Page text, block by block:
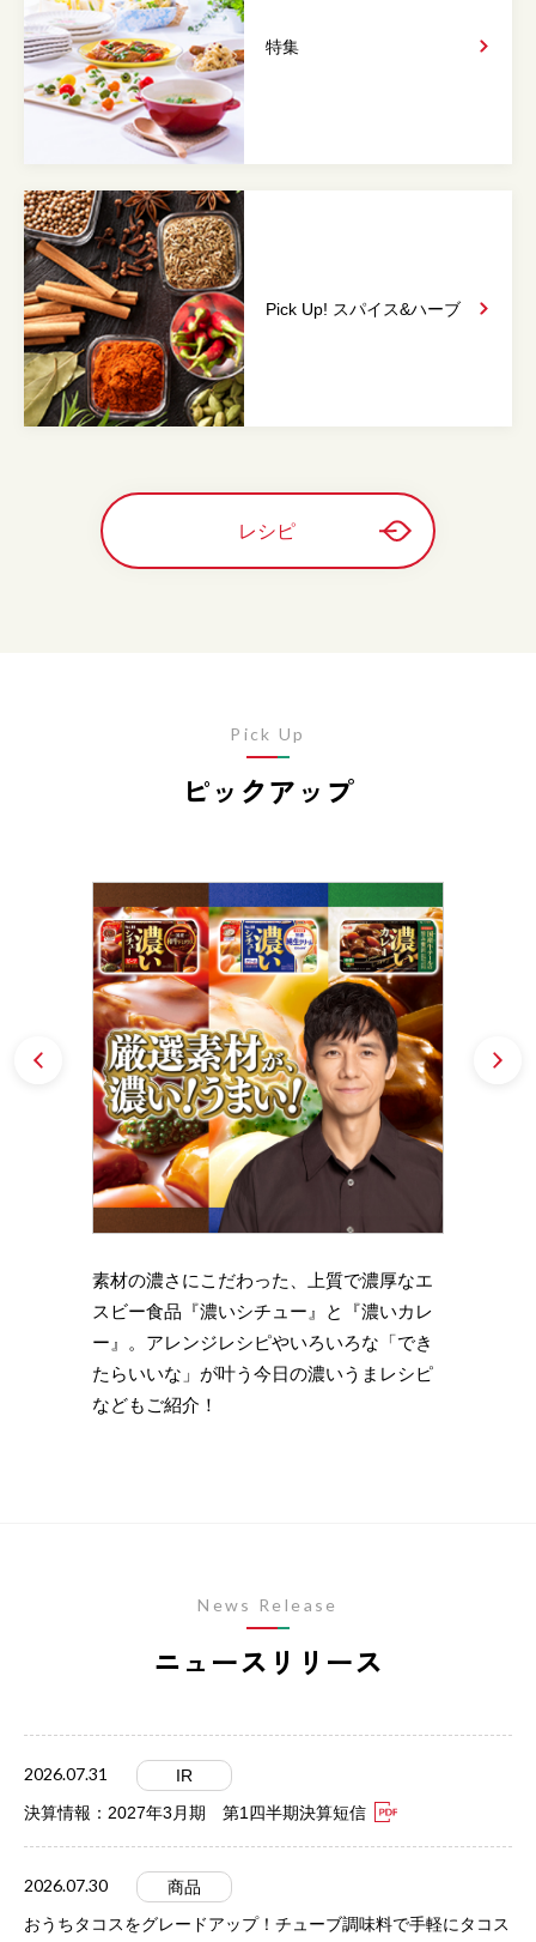
特集
Pick Up! スパイス&ハーブ
レシピ
ピックアップ
Pick Up
素材の濃さにこだわった、上質で濃厚なエ
スビー食品『濃いシチュー』と『濃いカレ
ー』。アレンジレシピやいろいろな「でき
たらいいな」が叶う今日の濃いうまレシピ
などもご紹介！
Prev
ニュースリリース
News Release
2026.07.31
IR
決算情報：2027年3月期 第1四半期決算短信
2026.07.30
商品
おうちタコスをグレードアップ！チューブ調味料で手軽にタコス